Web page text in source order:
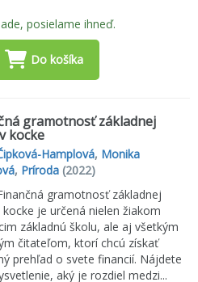
posielame ihneď.
Do košíka
gramotnosť základnej
kocke
Hamplová, Monika
, Príroda (2022)
gramotnosť základnej
kocke je určená nielen žiakom
základnú školu, ale aj všetkým
čitateľom, ktorí chcú získať
prehľad o svete financií. Nájdete
aký je rozdiel medzi...